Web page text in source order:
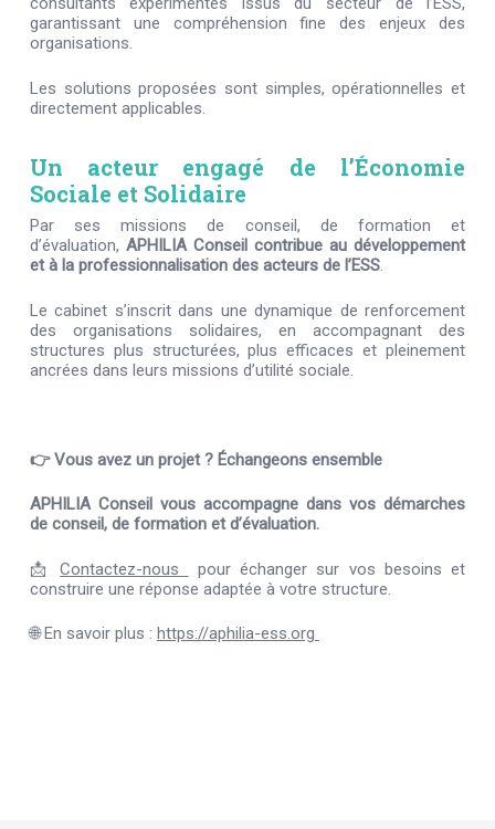
garantissant une compréhension fine des enjeux des
organisations.
Les solutions proposées sont simples, opérationnelles et
directement applicables.
Un acteur engagé de l’Économie
Sociale et Solidaire
Par ses missions de conseil, de formation et
d’évaluation, APHILIA Conseil contribue au développement
et à la professionnalisation des acteurs de l’ESS.
Le cabinet s’inscrit dans une dynamique de renforcement
des organisations solidaires, en accompagnant des
structures plus structurées, plus efficaces et pleinement
ancrées dans leurs missions d’utilité sociale.
👉 Vous avez un projet ? Échangeons ensemble
APHILIA Conseil vous accompagne dans vos démarches
de conseil, de formation et d’évaluation.
📩Contactez-nous
pour échanger sur vos besoins et
construire une réponse adaptée à votre structure.
🌐 En savoir plus : https://aphilia-ess.org